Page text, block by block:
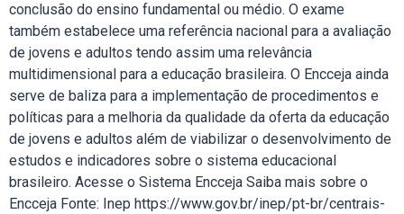
conclusão do ensino fundamental ou médio. O exame
também estabelece uma referência nacional para a avaliação
de jovens e adultos tendo assim uma relevância
multidimensional para a educação brasileira. O Encceja ainda
serve de baliza para a implementação de procedimentos e
políticas para a melhoria da qualidade da oferta da educação
de jovens e adultos além de viabilizar o desenvolvimento de
estudos e indicadores sobre o sistema educacional
brasileiro. Acesse o Sistema Encceja Saiba mais sobre o
Encceja Fonte: Inep https://www.gov.br/inep/pt-br/centrais-